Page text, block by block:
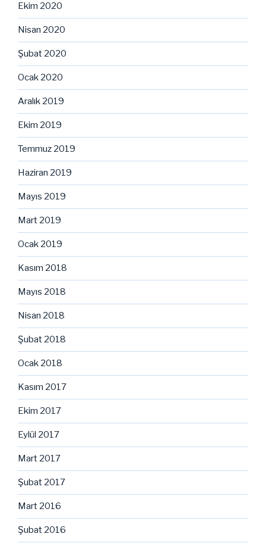
Ekim 2020
Nisan 2020
Şubat 2020
Ocak 2020
Aralık 2019
Ekim 2019
Temmuz 2019
Haziran 2019
Mayıs 2019
Mart 2019
Ocak 2019
Kasım 2018
Mayıs 2018
Nisan 2018
Şubat 2018
Ocak 2018
Kasım 2017
Ekim 2017
Eylül 2017
Mart 2017
Şubat 2017
Mart 2016
Şubat 2016